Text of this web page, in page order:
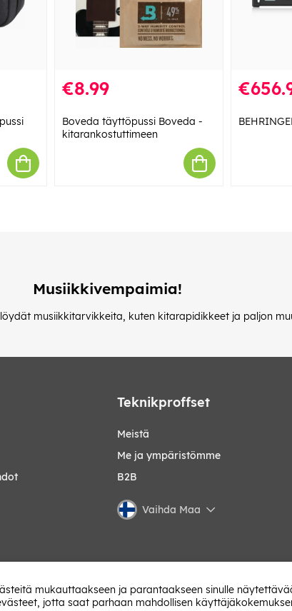
€8.99
Boveda täyttöpussi Boveda -
kitarankostuttimeen
Musiikkivempaimia!
musiikkitarvikkeita, kuten kitarapidikkeet ja paljon
Teknikproffset
Meistä
Me ja ympäristömme
B2B
Vaihda Maa
mukauttaakseen ja parantaakseen sinulle
jotta saat parhaan mahdollisen